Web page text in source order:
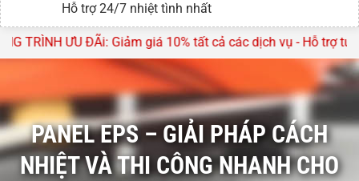
Hỗ trợ 24/7 nhiệt tình nhất
ĐÃi: Giảm giá 10% tất cả các dịch vụ - Hỗ trợ tư vấn, lên
PANEL EPS – GIẢI PHÁP CÁCH
NHIỆT VÀ THI CÔNG NHANH CHO